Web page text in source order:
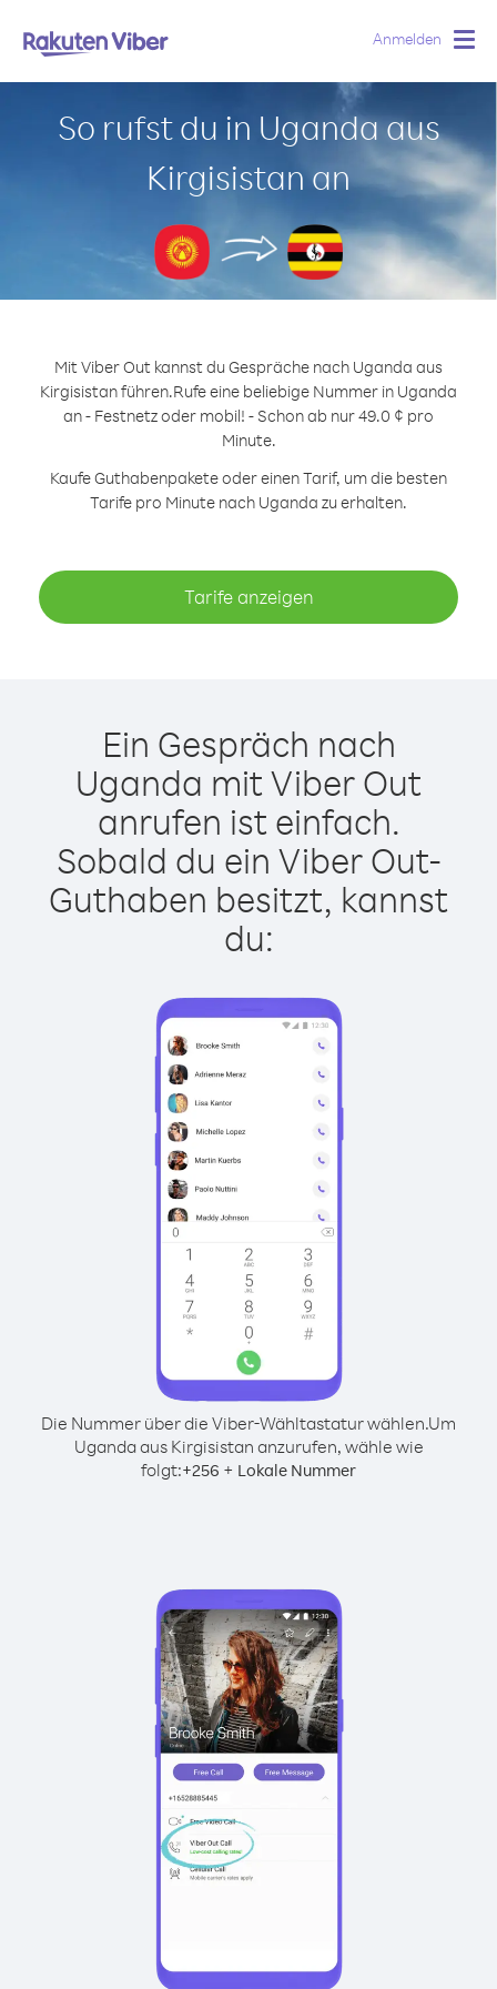
Anmelden
So rufst du in Uganda aus
Kirgisistan an
Mit Viber Out kannst du Gespräche nach Uganda aus
Kirgisistan führen.Rufe eine beliebige Nummer in Uganda
an - Festnetz oder mobil! - Schon ab nur 49.0 ¢ pro
Minute.
Kaufe Guthabenpakete oder einen Tarif, um die besten
Tarife pro Minute nach Uganda zu erhalten.
Tarife anzeigen
Ein Gespräch nach
Uganda mit Viber Out
anrufen ist einfach.
Sobald du ein Viber Out-
Guthaben besitzt, kannst
du:
Die Nummer über die Viber-Wähltastatur wählen.Um
Uganda aus Kirgisistan anzurufen, wähle wie
folgt:+256 + Lokale Nummer